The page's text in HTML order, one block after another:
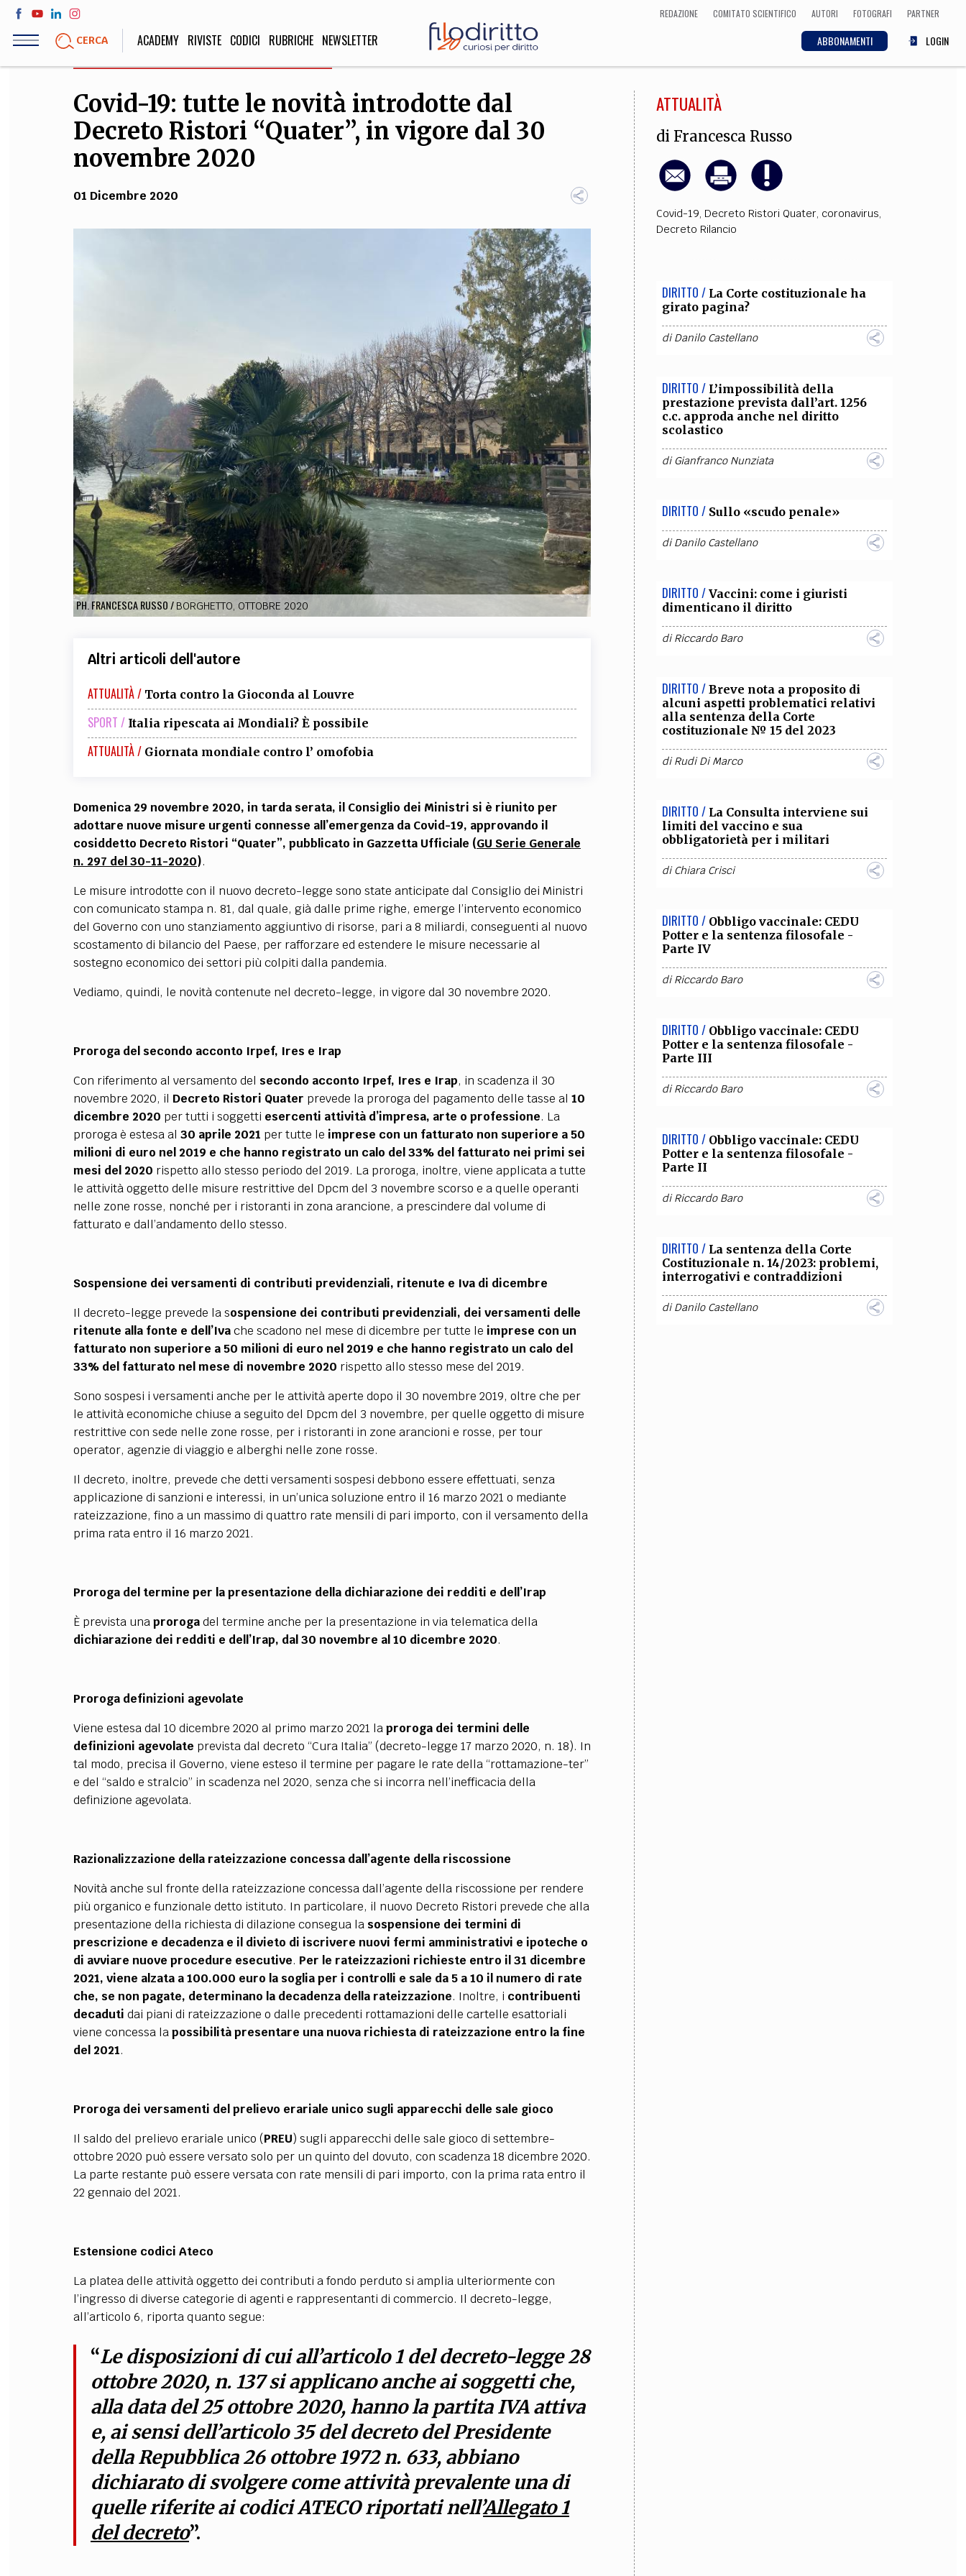
Salta
contenuto
REDAZIONE COMITATO SCIENTIFICO AUTORI FOTOGRAFI PARTNER
CERCA ABBONAMENTI LOGIN
ACADEMY RIVISTE CODICI RUBRICHE NEWSLETTER
LIFE STYLE
Sport, Cucina, Viaggi,
Moda
SOCIETÀ
Politica, Attualità,
Educazione, Lavoro, Esteri
DIRITTO ECONOMIA
STORIA E FILOSOFIA INNOVAZIONE
Scienze informatiche,
Architettura, Ingegneria
CULTURA
Arte, Cinema, Musica,
TEAM
REDAZIONE COMITATO SCIENTIFICO AUTORI CURATORI FOTOGRAFI
EXTRA
CODICI RUBRICHE LIBRI PROCEEDINGS PUBBLICITÀ CONTATTI
SOCIAL MEDIA
Covid-19: tutte le novità introdotte dal
Decreto Ristori “Quater”, in vigore dal 30
novembre 2020
01 Dicembre 2020
PH. FRANCESCA RUSSO/ BORGHETTO, OTTOBRE 2020
Altri articoli dell'autore
ATTUALITÀ / Torta contro la Gioconda al Louvre
SPORT / Italia ripescata ai Mondiali? È possibile
ATTUALITÀ / Giornata mondiale contro l’ omofobia
Domenica 29 novembre 2020, in tarda serata, il Consiglio dei Ministri si è riunito per
adottare nuove misure urgenti connesse all’emergenza da Covid-19, approvando il
cosiddetto Decreto Ristori “Quater”, pubblicato in Gazzetta Ufficiale (GU Serie Generale
n. 297 del 30-11-2020).
Le misure introdotte con il nuovo decreto-legge sono state anticipate dal Consiglio dei Ministri
con comunicato stampa n. 81, dal quale, già dalle prime righe, emerge l’intervento economico
del Governo con uno stanziamento aggiuntivo di risorse, pari a 8 miliardi, conseguenti al nuovo
scostamento di bilancio del Paese, per rafforzare ed estendere le misure necessarie al
sostegno economico dei settori più colpiti dalla pandemia.
Vediamo, quindi, le novità contenute nel decreto-legge, in vigore dal 30 novembre 2020.
Proroga del secondo acconto Irpef, Ires e Irap
Con riferimento al versamento del secondo acconto Irpef, Ires e Irap, in scadenza il 30
novembre 2020, il Decreto Ristori Quater prevede la proroga del pagamento delle tasse al 10
dicembre 2020 per tutti i soggetti esercenti attività d’impresa, arte o professione. La
proroga è estesa al 30 aprile 2021 per tutte le imprese con un fatturato non superiore a 50
milioni di euro nel 2019 e che hanno registrato un calo del 33% del fatturato nei primi sei
mesi del 2020 rispetto allo stesso periodo del 2019. La proroga, inoltre, viene applicata a tutte
le attività oggetto delle misure restrittive del Dpcm del 3 novembre scorso e a quelle operanti
nelle zone rosse, nonché per i ristoranti in zona arancione, a prescindere dal volume di
fatturato e dall’andamento dello stesso.
Sospensione dei versamenti di contributi previdenziali, ritenute e Iva di dicembre
Il decreto-legge prevede la sospensione dei contributi previdenziali, dei versamenti delle
ritenute alla fonte e dell’Ivache scadono nel mese di dicembre per tutte le imprese con un
fatturato non superiore a 50 milioni di euro nel 2019 e che hanno registrato un calo del
33% del fatturato nel mese di novembre 2020 rispetto allo stesso mese del 2019.
Sono sospesi i versamenti anche per le attività aperte dopo il 30 novembre 2019, oltre che per
le attività economiche chiuse a seguito del Dpcm del 3 novembre, per quelle oggetto di misure
restrittive con sede nelle zone rosse, per i ristoranti in zone arancioni e rosse, per tour
operator, agenzie di viaggio e alberghi nelle zone rosse.
Il decreto, inoltre, prevede che detti versamenti sospesi debbono essere effettuati, senza
applicazione di sanzioni e interessi, in un’unica soluzione entro il 16 marzo 2021 o mediante
rateizzazione, fino a un massimo di quattro rate mensili di pari importo, con il versamento della
prima rata entro il 16 marzo 2021.
Proroga del termine per la presentazione della dichiarazione dei redditi e dell’Irap
È prevista unaprorogadel termine anche per la presentazione in via telematica della
dichiarazione dei redditi e dell’Irap, dal 30 novembre al 10 dicembre 2020.
Proroga definizioni agevolate
Viene estesa dal 10 dicembre 2020 al primo marzo 2021 laproroga dei termini delle
definizioni agevolate prevista dal decreto “Cura Italia” (decreto-legge 17 marzo 2020, n. 18). In
tal modo, precisa il Governo, viene esteso il termine per pagare le rate della “rottamazione-ter”
e del “saldo e stralcio” in scadenza nel 2020, senza che si incorra nell’inefficacia della
definizione agevolata.
Razionalizzazione della rateizzazione concessa dall’agente della riscossione
Novità anche sul fronte della rateizzazione concessa dall’agente della riscossione per rendere
più organico e funzionale detto istituto. In particolare, il nuovo Decreto Ristori prevede che alla
presentazione della richiesta di dilazione consegua lasospensione dei termini di
prescrizione e decadenza e il divieto di iscrivere nuovi fermi amministrativi e ipoteche o
di avviare nuove procedure esecutive. Per le rateizzazioni richieste entro il 31 dicembre
2021, viene alzata a 100.000 euro la soglia per i controlli e sale da 5 a 10 il numero di rate
che, se non pagate, determinano la decadenza della rateizzazione. Inoltre, i contribuenti
decaduti dai piani di rateizzazione o dalle precedenti rottamazioni delle cartelle esattoriali
viene concessa lapossibilità presentare una nuova richiesta di rateizzazione entro la fine
del 2021.
Proroga dei versamenti del prelievo erariale unico sugli apparecchi delle sale gioco
Il saldo del prelievo erariale unico (PREU) sugli apparecchi delle sale gioco di settembre-
ottobre 2020 può essere versato solo per un quinto del dovuto, con scadenza 18 dicembre 2020.
La parte restante può essere versata con rate mensili di pari importo, con la prima rata entro il
22 gennaio del 2021.
Estensione codici Ateco
La platea delle attività oggetto dei contributi a fondo perduto si amplia ulteriormente con
l’ingresso di diverse categorie di agenti e rappresentanti di commercio. Il decreto-legge,
all’articolo 6, riporta quanto segue:
“Le disposizioni di cui all’articolo 1 del decreto-legge 28
ottobre 2020, n. 137 si applicano anche ai soggetti che,
alla data del 25 ottobre 2020, hanno la partita IVA attiva
e, ai sensi dell’articolo 35 del decreto del Presidente
della Repubblica 26 ottobre 1972 n. 633, abbiano
dichiarato di svolgere come attività prevalente una di
quelle riferite ai codici ATECO riportati nell’Allegato 1
del decreto”.
ATTUALITÀ
di Francesca Russo
Covid-19, Decreto Ristori Quater, coronavirus,
Decreto Rilancio
DIRITTO / La Corte costituzionale ha
girato pagina?
diDanilo Castellano
DIRITTO / L’impossibilità della
prestazione prevista dall’art. 1256
c.c. approda anche nel diritto
scolastico
diGianfranco Nunziata
DIRITTO / Sullo «scudo penale»
diDanilo Castellano
DIRITTO / Vaccini: come i giuristi
dimenticano il diritto
diRiccardo Baro
DIRITTO / Breve nota a proposito di
alcuni aspetti problematici relativi
alla sentenza della Corte
costituzionale № 15 del 2023
diRudi Di Marco
DIRITTO / La Consulta interviene sui
limiti del vaccino e sua
obbligatorietà per i militari
diChiara Crisci
DIRITTO / Obbligo vaccinale: CEDU
Potter e la sentenza filosofale -
Parte IV
diRiccardo Baro
DIRITTO / Obbligo vaccinale: CEDU
Potter e la sentenza filosofale -
Parte III
diRiccardo Baro
DIRITTO / Obbligo vaccinale: CEDU
Potter e la sentenza filosofale -
Parte II
diRiccardo Baro
DIRITTO / La sentenza della Corte
Costituzionale n. 14/2023: problemi,
interrogativi e contraddizioni
diDanilo Castellano